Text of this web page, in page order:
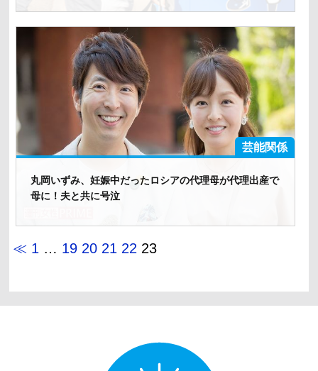
芸能関係
丸岡いずみ、妊娠中だったロシアの代理母が代理出産で
母に！夫と共に号泣
≪ 1 … 19 20 21 22 23